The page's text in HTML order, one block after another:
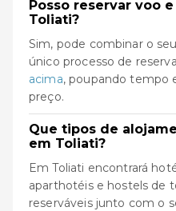
Posso reservar voo
Toliati?
Sim, pode combinar o
único processo de
acima, poupando tempo
preço.
Que tipos de
em Toliati?
Em Toliati encontrará
aparthotéis e hostels de
reserváveis junto com o